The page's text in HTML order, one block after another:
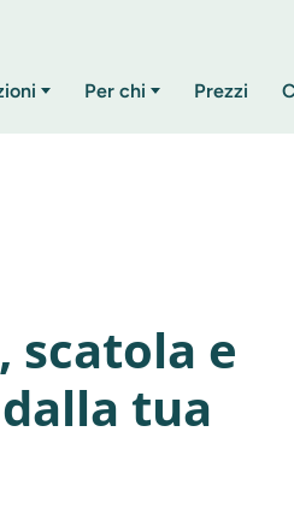
Per chi Prezzi
scatola e
tua